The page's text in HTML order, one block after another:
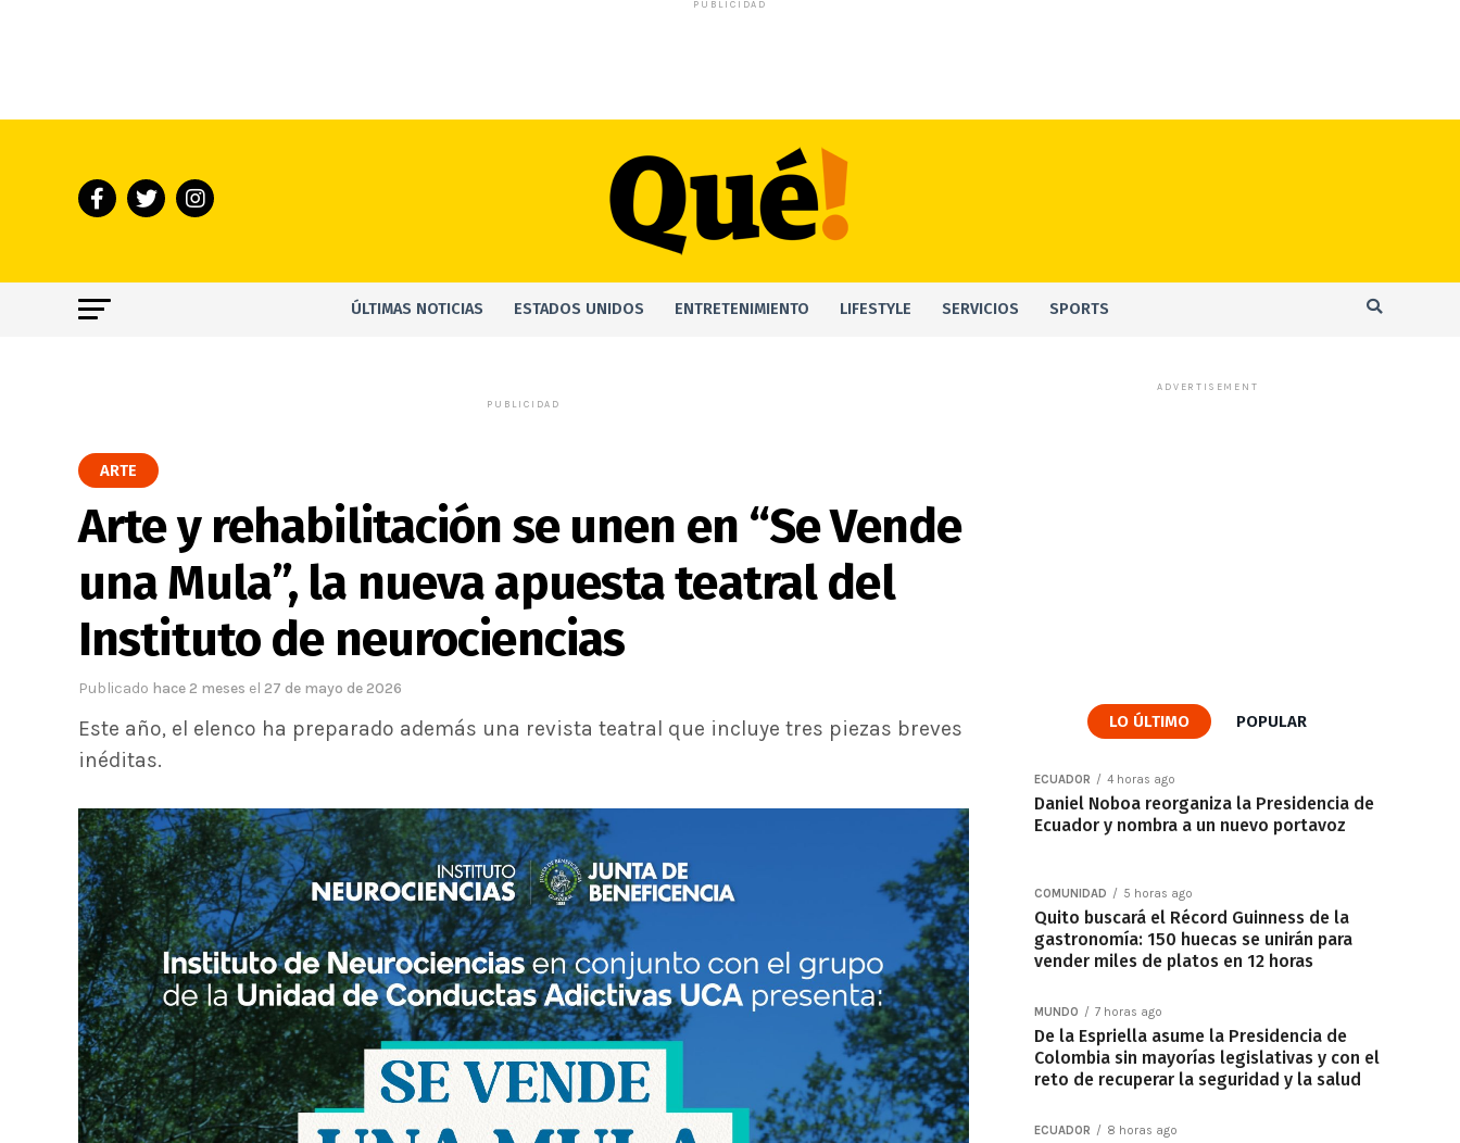
PUBLICIDAD
ÚLTIMAS NOTICIAS ESTADOS UNIDOS ENTRETENIMIENTO LIFESTYLE SERVICIOS SPORTS
PUBLICIDAD
ARTE
Arte y rehabilitación se unen en “Se Vende
una Mula”, la nueva apuesta teatral del
Instituto de neurociencias
Publicado hace 2 meses el 27 de mayo de 2026
Este año, el elenco ha preparado además una revista teatral que incluye tres piezas breves
inéditas.
ADVERTISEMENT
LO ÚLTIMO POPULAR
ECUADOR 4 horas ago
Daniel Noboa reorganiza la Presidencia de
Ecuador y nombra a un nuevo portavoz
COMUNIDAD 5 horas ago
Quito buscará el Récord Guinness de la
gastronomía: 150 huecas se unirán para
vender miles de platos en 12 horas
MUNDO 7 horas ago
De la Espriella asume la Presidencia de
Colombia sin mayorías legislativas y con el
reto de recuperar la seguridad y la salud
ECUADOR 8 horas ago